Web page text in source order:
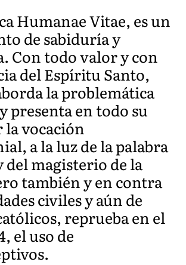
Humanae Vitae, es un
de sabiduría y
Con todo valor y con
del Espíritu Santo,
la problemática
presenta en todo su
la vocación
a la luz de la palabra
del magisterio de la
también y en contra
civiles y aún de
reprueba en el
el uso de